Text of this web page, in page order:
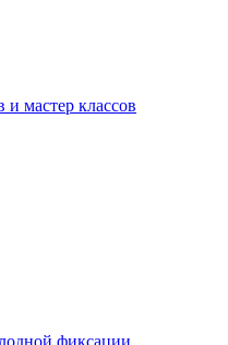
и мастер классов
фиксации